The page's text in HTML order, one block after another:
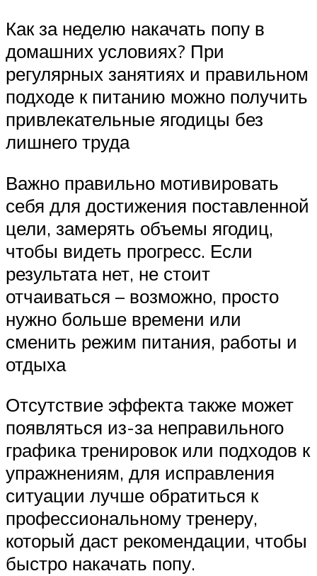
Как за неделю накачать попу в
домашних условиях? При
регулярных занятиях и правильном
подходе к питанию можно получить
привлекательные ягодицы без
лишнего труда
Важно правильно мотивировать
себя для достижения поставленной
цели, замерять объемы ягодиц,
чтобы видеть прогресс. Если
результата нет, не стоит
отчаиваться – возможно, просто
нужно больше времени или
сменить режим питания, работы и
отдыха
Отсутствие эффекта также может
появляться из-за неправильного
графика тренировок или подходов к
упражнениям, для исправления
ситуации лучше обратиться к
профессиональному тренеру,
который даст рекомендации, чтобы
быстро накачать попу.